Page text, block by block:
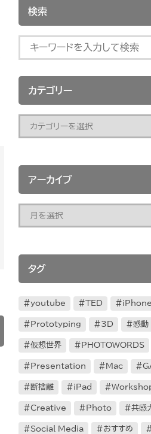
検索
カテゴリー
アーカイブ
タグ
youtube TED iPhone
Prototyping 3D 感動
仮想世界 PHOTOWORDS
Presentation Mac
断捨離 iPad
Creative Photo 共感
Social Media おすすめ